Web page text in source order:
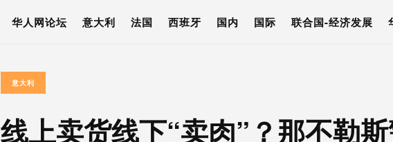
华人网论坛 意大利 法国 西班牙 国内 国际 联合国-经济发展
意大利
线上卖货线下“卖肉”？那不勒